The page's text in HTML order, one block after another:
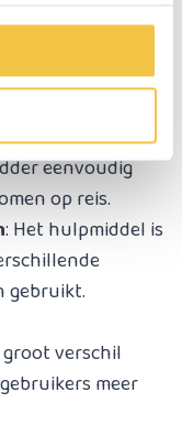
is
geen
lichte en
eenvoudig
op reis.
: Het hulpmiddel is
gebruikt.
verschil
meer